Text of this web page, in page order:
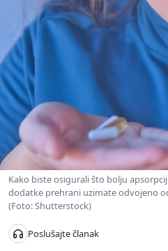
Kako biste osigurali što bolju
dodatke prehrani uzimate odvojeno
(Foto: Shutterstock)
Poslušajte članak